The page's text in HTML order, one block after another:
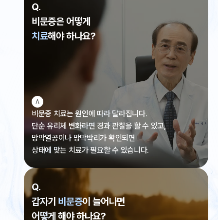
Q.
비문증은 어떻게
치료해야 하나요?
A
비문증 치료는 원인에 따라 달라집니다.
단순 유리체 변화라면 경과 관찰을 할 수 있고,
망막열공이나 망막박리가 확인되면
상태에 맞는 치료가 필요할 수 있습니다.
Q.
갑자기 비문증이 늘어나면
어떻게 해야 하나요?